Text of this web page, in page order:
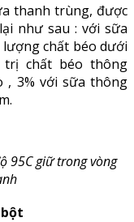
thanh trùng, được
như sau : với sữa
chất béo dưới
trị chất béo thông
, 3% với sữa thông
95C giữ trong vòng